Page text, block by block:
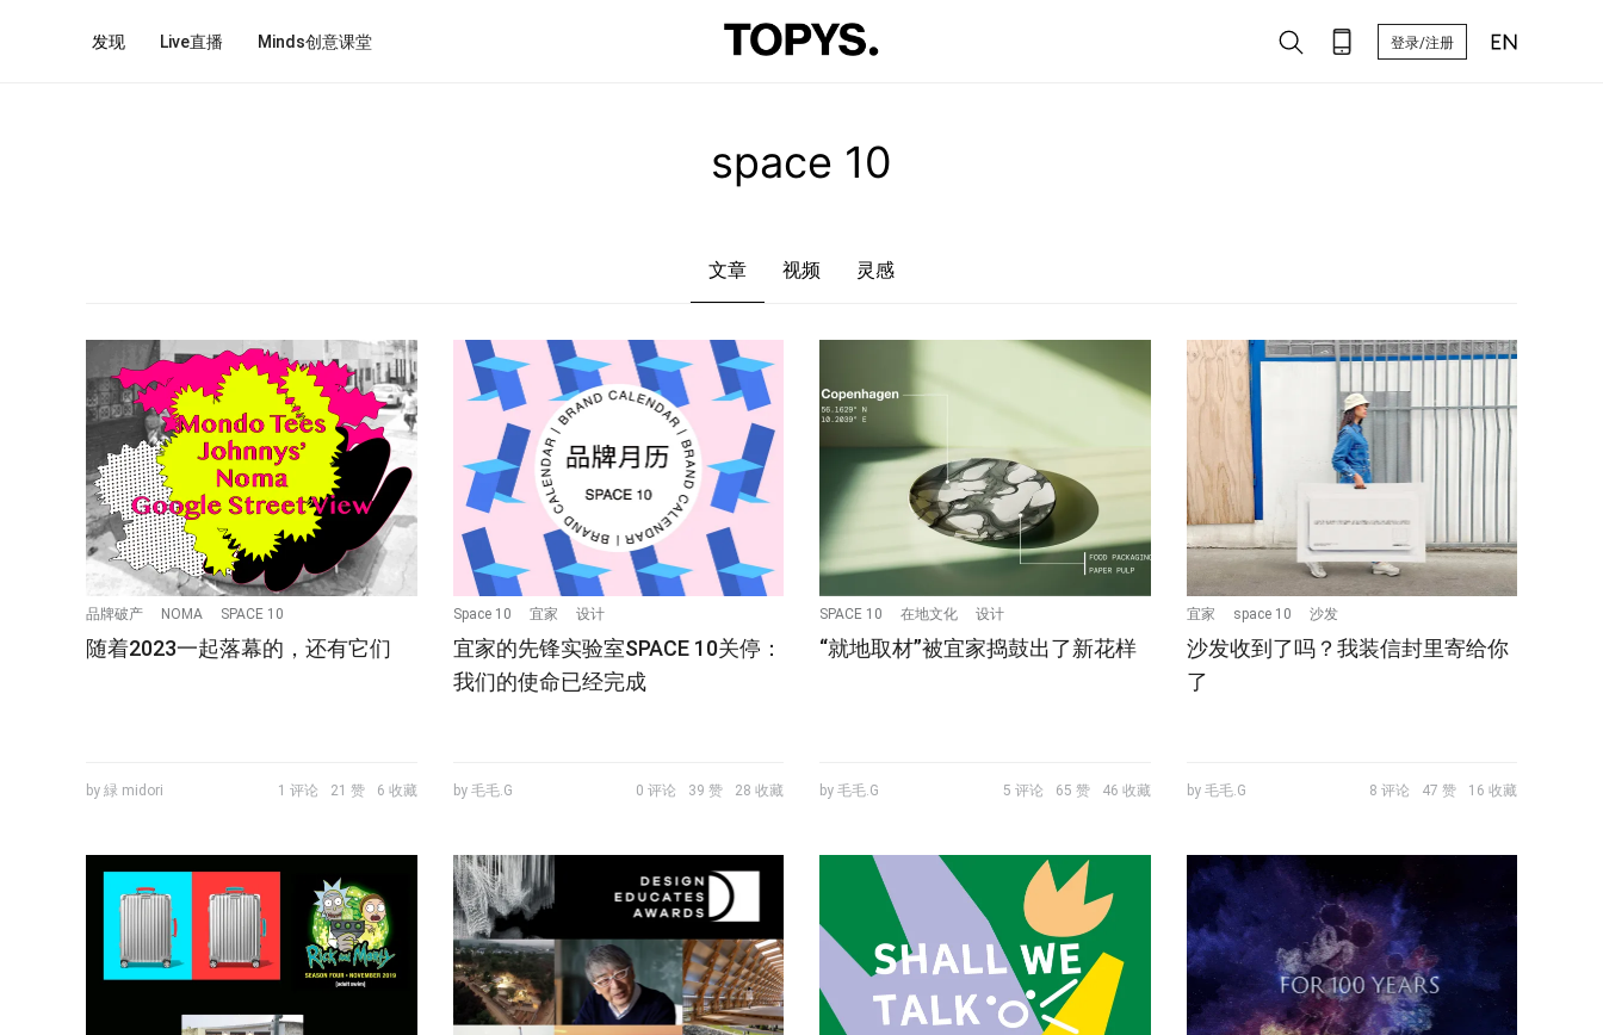
发现 Live直播 Minds创意课堂 登录/注册
文章 视频 灵感
品牌破产 NOMA SPACE 10
随着2023一起落幕的，还有它们
by 緑 midori 1 评论 21 赞 6 收藏
Space 10 宜家 设计
宜家的先锋实验室SPACE 10关停：
我们的使命已经完成
by 毛毛.G 0 评论 39 赞 28 收藏
SPACE 10 在地文化 设计
“就地取材”被宜家捣鼓出了新花样
by 毛毛.G 5 评论 65 赞 46 收藏
宜家 space 10 沙发
沙发收到了吗？我装信封里寄给你
了
by 毛毛.G 8 评论 47 赞 16 收藏